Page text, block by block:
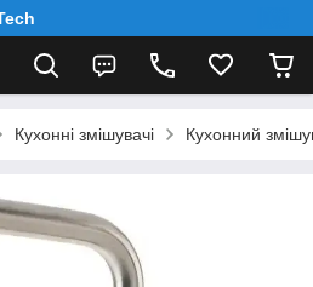
Кухонні змішувачі Кухонний